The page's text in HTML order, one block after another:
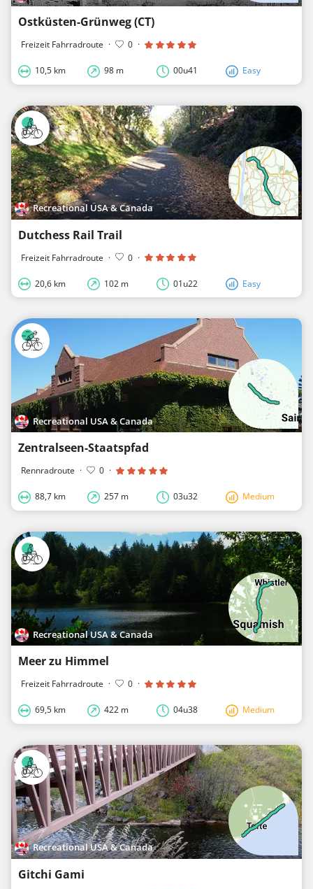
Ostküsten-Grünweg (CT)
Freizeit Fahrradroute · 0 ·
10,5 km 98 m 00u41 Easy
Recreational USA & Canada
Dutchess Rail Trail
Freizeit Fahrradroute · 0 ·
20,6 km 102 m 01u22 Easy
Recreational USA & Canada
Zentralseen-Staatspfad
Rennradroute · 0 ·
88,7 km 257 m 03u32 Medium
Recreational USA & Canada
Meer zu Himmel
Freizeit Fahrradroute · 0 ·
69,5 km 422 m 04u38 Medium
Recreational USA & Canada
Gitchi Gami